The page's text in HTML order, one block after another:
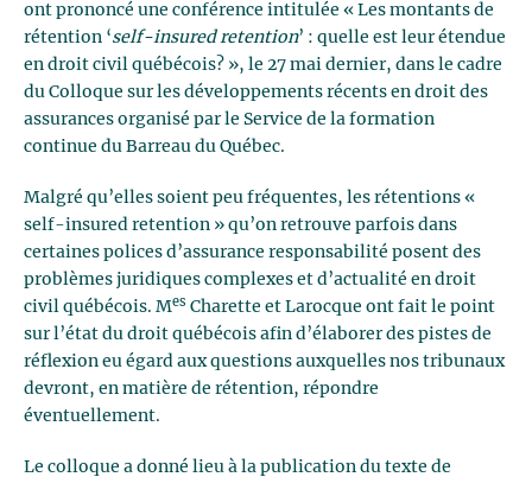
ont prononcé une conférence intitulée « Les montants de
rétention ‘self-insured retention’ : quelle est leur étendue
en droit civil québécois? », le 27 mai dernier, dans le cadre
du Colloque sur les développements récents en droit des
assurances organisé par le Service de la formation
continue du Barreau du Québec.
Malgré qu’elles soient peu fréquentes, les rétentions «
self-insured retention » qu’on retrouve parfois dans
certaines polices d’assurance responsabilité posent des
problèmes juridiques complexes et d’actualité en droit
civil québécois. Mes Charette et Larocque ont fait le point
sur l’état du droit québécois afin d’élaborer des pistes de
réflexion eu égard aux questions auxquelles nos tribunaux
devront, en matière de rétention, répondre
éventuellement.
Le colloque a donné lieu à la publication du texte de